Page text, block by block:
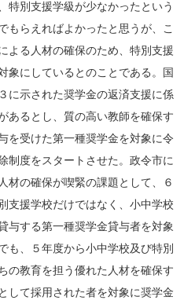
別支援学級が少なかったという
もらえればよかったと思うが、こ
よる人材の確保のため、特別支援
象にしているとのことである。国
に示された奨学金の返済支援に係
あるとし、質の高い教師を確保す
を受けた第一種奨学金を対象に令
制度をスタートさせた。政令市に
材の確保が喫緊の課題として、６
支援学校だけではなく、小中学校
与する第一種奨学金貸与者を対象
も、５年度から小中学校及び特別
の教育を担う優れた人材を確保す
して採用された者を対象に奨学金